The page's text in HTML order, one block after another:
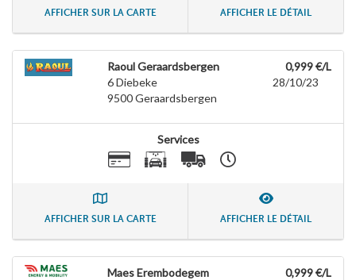
AFFICHER SUR LA CARTE AFFICHER LE DÉTAIL
Raoul Geraardsbergen
6 Diebeke
9500Geraardsbergen
0,999 €/L
28/10/23
Services
AFFICHER SUR LA CARTE AFFICHER LE DÉTAIL
Maes Erembodegem
0,999 €/L